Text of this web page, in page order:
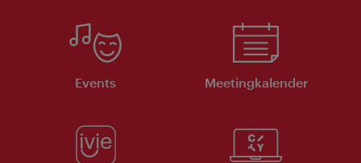
Events Meeting­kalender